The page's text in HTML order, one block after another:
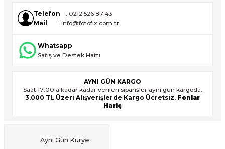
Işık Setleri
Telefon
: 0212 526 87 43
Mail
: info@fotofix.com.tr
Whatsapp
Satış ve Destek Hattı
AYNI GÜN KARGO
Saat 17:00 a kadar kadar verilen siparişler aynı gün kargoda.
3.000 TL Üzeri Alışverişlerde Kargo Ücretsiz. Fonlar
Hariç
Aynı Gün Kurye